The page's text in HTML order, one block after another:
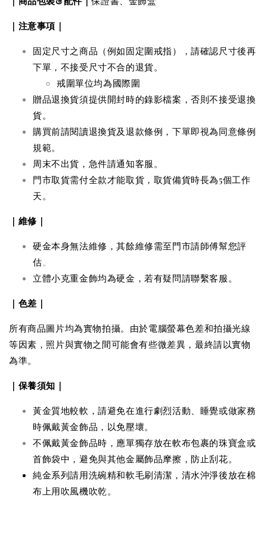
｜注意事項｜
固定尺寸之商品（例如固定圍戒指），請確認尺寸後再
下單，不接受尺寸不合的退貨。
戒圍單位均為國際圍
贈品退換貨須提供開封時的錄影檔案，否則不接受退換
貨。
購買前請閱讀退換貨及退款條例，下單即視為同意條例
規範。
周末不出貨，急件請通知客服。
門市取貨需付全款才能取貨，取貨備貨時長為5個工作
天。
｜維修｜
硬金本身無法維修，其餘維修需至門市請師傅幫您評
估。
立體小克重金飾均為硬金，若有疑問請聯繫客服。
｜色差｜
所有商品圖片均為實物拍攝。由於電腦螢幕色差和拍攝光線
等因素，照片與實物之間可能會有些微差異，最終請以實物
為準。
｜保養須知｜
黃金質地較軟，請避免在進行劇烈活動、睡覺或做家務
時佩戴黃金飾品，以免壓壞。
不佩戴黃金飾品時，應單獨存放在軟布包裹的珠寶盒或
首飾袋中，避免與其他金屬飾品摩擦，防止刮花。
純金系列請用洗碗精和軟毛刷清潔，清水沖淨後放在棉
布上用吹風機吹乾。